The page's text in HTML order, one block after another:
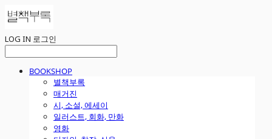
LOG IN 로그인
BOOKSHOP
별책부록
매거진
시, 소설, 에세이
일러스트, 회화, 만화
영화